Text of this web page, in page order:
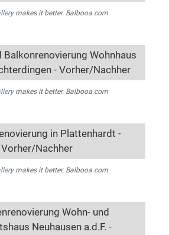
makes it better. Balbooa.com
Balkonrenovierung Wohnhaus
- Vorher/Nachher
makes it better. Balbooa.com
in Plattenhardt -
Vorher/Nachher
makes it better. Balbooa.com
Wohn- und
Neuhausen a.d.F. -